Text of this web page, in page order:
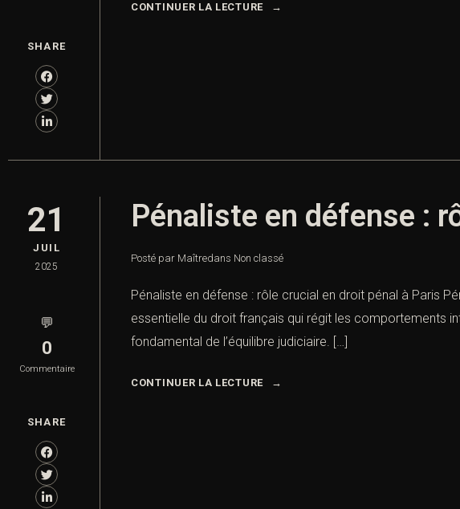
SHARE
CONTINUER LA LECTURE
21
JUIL
2025
💬
0
Commentaire
SHARE
Pénaliste en défense :
Posté par Maîtredans Non classé
Pénaliste en défense : rôle crucial en droit pénal à Paris
essentielle du droit français qui régit les comportements
fondamental de l’équilibre judiciaire. […]
CONTINUER LA LECTURE